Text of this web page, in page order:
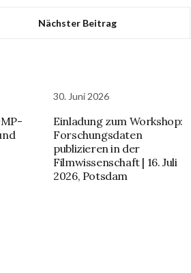
Nächster Beitrag
30. Juni 2026
Einladung zum Workshop:
Forschungsdaten
publizieren in der
Filmwissenschaft | 16. Juli
2026, Potsdam